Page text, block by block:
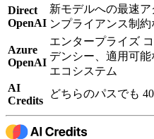
Direct
OpenAI
新モデルへの最速
ンプライアンス制約
Azure
OpenAI
エンタープライズ
デンシー、適用可能
エコシステム
AI
Credits
どちらのパスでも